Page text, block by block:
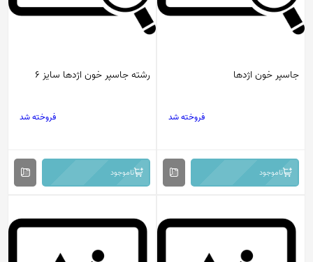
جاسپر خون اژدها
فروخته شد
ناموجود
رشته جاسپر خون اژدها سایز 6
فروخته شد
ناموجود